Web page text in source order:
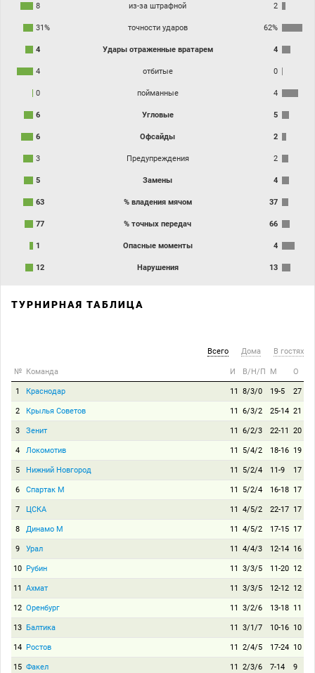
8 из-за штрафной 2
31% точности ударов 62%
4 Удары отраженные вратарем 4
4 отбитые 0
0 пойманные 4
6 Угловые 5
6 Офсайды 2
3 Предупреждения 2
5 Замены 4
63 % владения мячом 37
77 % точных передач 66
1 Опасные моменты 4
12 Нарушения 13
ТУРНИРНАЯ ТАБЛИЦА
Всего Дома В гостях
№ Команда И В/Н/П М О
1 Краснодар 11 8/3/0 19-5 27
2 Крылья Советов 11 6/3/2 25-14 21
3 Зенит 11 6/2/3 22-11 20
4 Локомотив 11 5/4/2 18-16 19
5 Нижний Новгород 11 5/2/4 11-9 17
6 Спартак М 11 5/2/4 16-18 17
7 ЦСКА 11 4/5/2 22-17 17
8 Динамо М 11 4/5/2 17-15 17
9 Урал 11 4/4/3 12-14 16
10 Рубин 11 3/3/5 11-20 12
11 Ахмат 11 3/3/5 12-12 12
12 Оренбург 11 3/2/6 13-18 11
13 Балтика 11 3/1/7 10-16 10
14 Ростов 11 2/4/5 17-24 10
15 Факел 11 2/3/6 7-14 9